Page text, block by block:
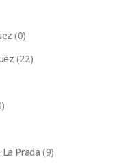
(0)
(22)
Prada (9)